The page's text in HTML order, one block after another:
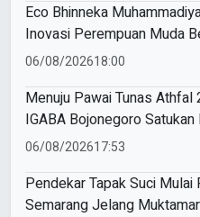
Eco Bhinneka
Inovasi Perempuan Muda
Muktamar Nasyiatul Aisyiyah
06/08/202618:00
Menuju Pawai Tunas Athfal
IGABA Bojonegoro
Utamakan Keselamatan Anak
06/08/202617:53
Pendekar Tapak Suci Mulai
Semarang Jelang